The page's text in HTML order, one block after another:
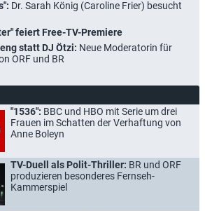
Dr. Sarah König (Caroline Frier) besucht
feiert Free-TV-Premiere
statt DJ Ötzi: Neue Moderatorin für
ORF und BR
"1536": BBC und HBO mit Serie um drei
Frauen im Schatten der Verhaftung von
Anne Boleyn
TV-Duell als Polit-Thriller: BR und ORF
produzieren besonderes Fernseh-
Kammerspiel